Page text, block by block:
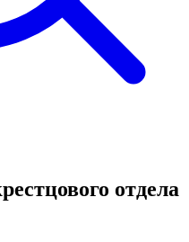
отдела